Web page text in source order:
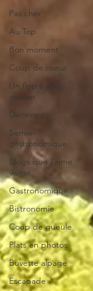
Pas cher
Au Top
Bon moment
Coup de coeur
Un flop à vite
oublier
Décevant
Semie-
gastronomique
Blogs que j'aime
visiter
Gastronomique
Bistronomie
Coup de gueule
Plats en photos
Buvette alpage
Escapade